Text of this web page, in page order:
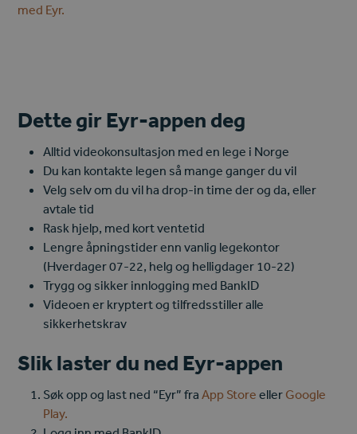
med Eyr.
Dette gir Eyr-appen deg
Alltid videokonsultasjon med en lege i Norge
Du kan kontakte legen så mange ganger du vil
Velg selv om du vil ha drop-in time der og da, eller
avtale tid
Rask hjelp, med kort ventetid
Lengre åpningstider enn vanlig legekontor
(Hverdager 07-22, helg og helligdager 10-22)
Trygg og sikker innlogging med BankID
Videoen er kryptert og tilfredsstiller alle
sikkerhetskrav
Slik laster du ned Eyr-appen
Søk opp og last ned “Eyr” fraApp Store eller Google
Play.